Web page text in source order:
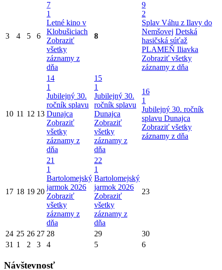
3 4 5 6
7
1
Letné kino v
Klobušiciach
Zobraziť
všetky
záznamy z
dňa
8
9
2
Splav Váhu z Ilavy do
Nemšovej Detská
hasičská súťaž
PLAMEŇ Iliavka
Zobraziť všetky
záznamy z dňa
10 11 12 13
14
1
Jubilejný 30.
ročník splavu
Dunajca
Zobraziť
všetky
záznamy z
dňa
15
1
Jubilejný 30.
ročník splavu
Dunajca
Zobraziť
všetky
záznamy z
dňa
16
1
Jubilejný 30. ročník
splavu Dunajca
Zobraziť všetky
záznamy z dňa
17 18 19 20
21
1
Bartolomejský
jarmok 2026
Zobraziť
všetky
záznamy z
dňa
22
1
Bartolomejský
jarmok 2026
Zobraziť
všetky
záznamy z
dňa
23
24 25 26 27 28 29
30
31 1 2 3 4 5 6
Návštevnosť